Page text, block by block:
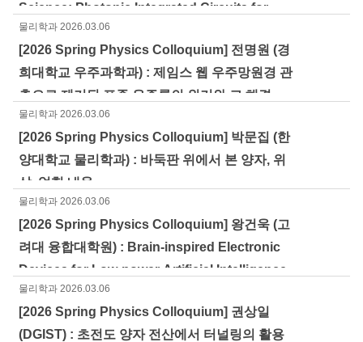
Science: Photonic Integrated Circuits for
Nonlinear and Quantum Technologies
물리학과 2026.03.06
[2026 Spring Physics Colloquium] 전명원 (경
희대학교 우주과학과) : 제임스 웹 우주망원경 관
측으로 제기된 표준 우주론의 위기와 그 해결
물리학과 2026.03.06
[2026 Spring Physics Colloquium] 박문집 (한
양대학교 물리학과) : 바둑판 위에서 본 양자, 위
상, 얽힘 내용
물리학과 2026.03.06
[2026 Spring Physics Colloquium] 왕건욱 (고
려대 융합대학원) : Brain-inspired Electronic
Devices for Low-power Artificial Intelligence
물리학과 2026.03.06
[2026 Spring Physics Colloquium] 권상일
(DGIST) : 초전도 양자 전산에서 터널링의 활용